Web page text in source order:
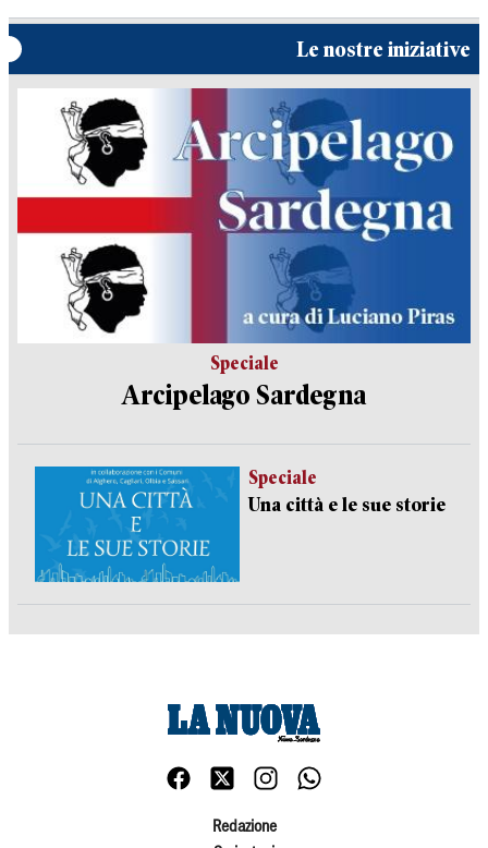
Le nostre iniziative
Speciale
Arcipelago Sardegna
Speciale
Una città e le sue storie
Redazione